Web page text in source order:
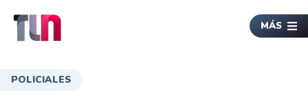
MÁS
POLICIALES